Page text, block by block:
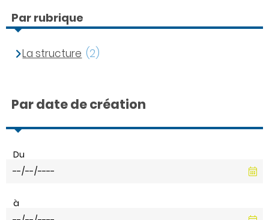
Par rubrique
La structure (2)
Par date de création
Du
à